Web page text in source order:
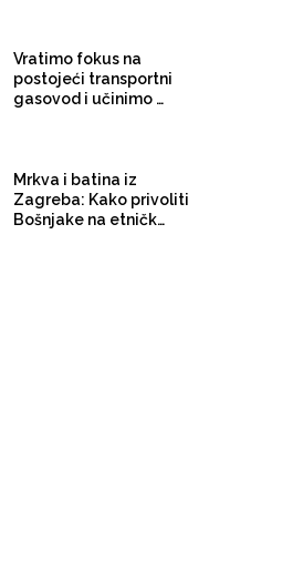
Vratimo fokus na
postojeći transportni
gasovod i učinimo ga
Mrkva i batina iz
Zagreba: Kako privoliti
Bošnjake na etničko